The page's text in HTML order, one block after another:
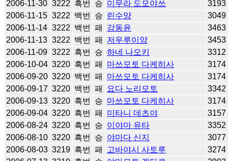
2006-11-30 3222 흑번 승 미무라 도모야쓰
3193
2006-11-15 3222 백번 승 린수양
3049
2006-11-14 3222 백번 패 강동윤
3463
2006-11-13 3222 백번 패 저우루이양
3453
2006-11-09 3222 흑번 승 하네 나오키
3312
2006-10-04 3220 흑번 패 마쓰모토 다케히사
3174
2006-09-20 3220 백번 패 마쓰모토 다케히사
3174
2006-09-17 3220 백번 패 요다 노리모토
3342
2006-09-13 3220 흑번 승 마쓰모토 다케히사
3174
2006-09-04 3220 흑번 패 미타니 데츠야
3157
2006-08-24 3220 흑번 승 이야마 유타
3352
2006-08-10 3220 흑번 승 야마다 신지
3077
2006-08-03 3219 흑번 패 고바야시 사토루
3274